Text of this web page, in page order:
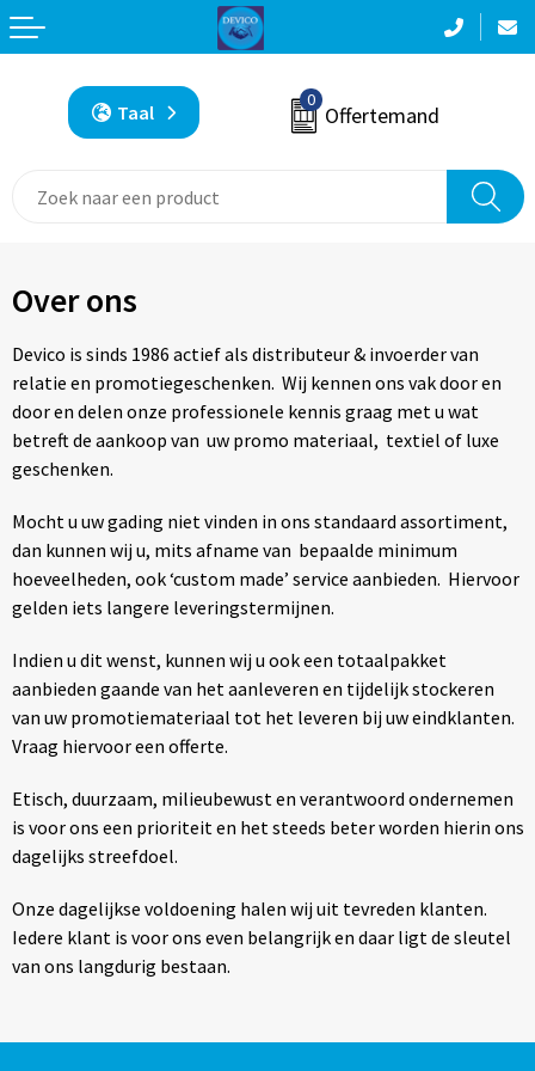
Taal
0
Offertemand
Aanstekers
Anti-stress
Bidons en Sportflessen
Huis, Tuin en Keuken
Kantoor en Zakelijk
Kinderen, Peuters en Baby's
Klokken, horloges en weerstations
Lampen en Gereedschap
Levensmiddelen
Paraplu's
Persoonlijke verzorging
Reisbenodigdheden
Schrijfwaren
Accessoires voor tassen
Aktetassen
Autotassen
Crossbody tassen
Documententassen
Duffeltassen
Fietstassen
Heuptassen
Jute tassen
Katoenen draagtassen
Kledingtassen
Koeltassen en Koelboxen
Koffers en Trolleys
Bodywarmers
Broeken
Caps, Hoeden en Mutsen
Jassen
Kleding sets
Polo's
Sportaccessoires
Sweaters
T-Shirts
Trainingspakken
Vesten
Zweetbandjes
Zwemkleding
Been- en voetbescherming
Bodywarmers
Broeken en Rokken
Gereedschap
Gilets
Hoofdbescherming
Hoteltextiel
Jassen
Kledingaccessoires
Ondergoed en Sokken
Oog- en gelaatsbescherming
Overalls
Overhemden
Badtextiel en Douche
Blazers
Bodywarmers
Dekens, Fleecedekens en Kussens
Gilets
Jassen
Kledingaccessoires
Ondergoed, Sokken en Nachtkleding
Overhemden
Peuters en Baby's
Polo's
Regenkleding
Schoenen
Over ons
Devico is sinds 1986 actief als distributeur & invoerder van
relatie en promotiegeschenken. Wij kennen ons vak door en
door en delen onze professionele kennis graag met u wat
betreft de aankoop van uw promo materiaal, textiel of luxe
geschenken.
Mocht u uw gading niet vinden in ons standaard assortiment,
dan kunnen wij u, mits afname van bepaalde minimum
hoeveelheden, ook ‘custom made’ service aanbieden. Hiervoor
gelden iets langere leveringstermijnen.
Indien u dit wenst, kunnen wij u ook een totaalpakket
aanbieden gaande van het aanleveren en tijdelijk stockeren
van uw promotiemateriaal tot het leveren bij uw eindklanten.
Vraag hiervoor een offerte.
Etisch, duurzaam, milieubewust en verantwoord ondernemen
is voor ons een prioriteit en het steeds beter worden hierin ons
dagelijks streefdoel.
Onze dagelijkse voldoening halen wij uit tevreden klanten.
Iedere klant is voor ons even belangrijk en daar ligt de sleutel
van ons langdurig bestaan.